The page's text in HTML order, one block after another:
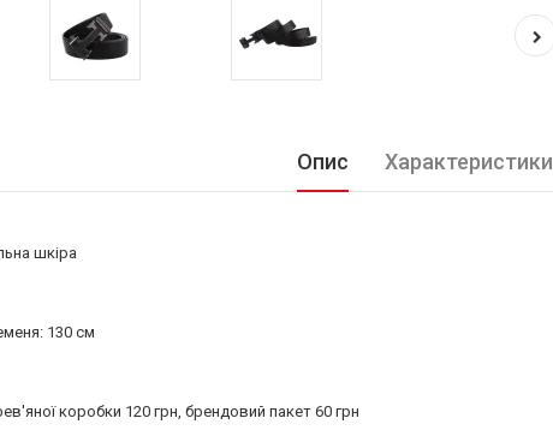
Опис Характеристики
шкіра
130 см
коробки 120 грн, брендовий пакет 60 грн